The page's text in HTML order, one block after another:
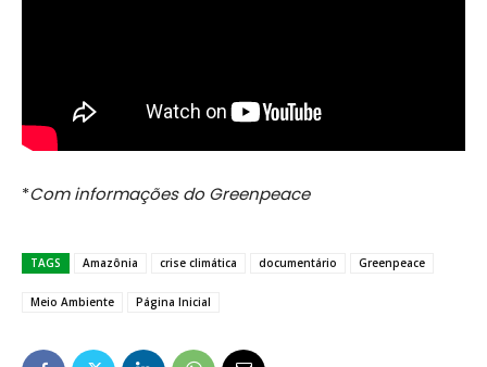
*Com informações do Greenpeace
TAGS Amazônia crise climática documentário Greenpeace
Meio Ambiente Página Inicial